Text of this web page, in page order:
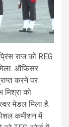
राज को REG
ऑफिसर
करने पर
को
मेडल मिला है.
कमीशन में